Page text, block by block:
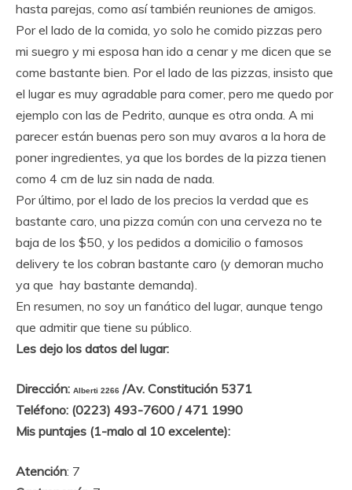
hasta parejas, como así también reuniones de amigos.
Por el lado de la comida, yo solo he comido pizzas pero
mi suegro y mi esposa han ido a cenar y me dicen que se
come bastante bien. Por el lado de las pizzas, insisto que
el lugar es muy agradable para comer, pero me quedo por
ejemplo con las de Pedrito, aunque es otra onda. A mi
parecer están buenas pero son muy avaros a la hora de
poner ingredientes, ya que los bordes de la pizza tienen
como 4 cm de luz sin nada de nada.
Por último, por el lado de los precios la verdad que es
bastante caro, una pizza común con una cerveza no te
baja de los $50, y los pedidos a domicilio o famosos
delivery te los cobran bastante caro (y demoran mucho
ya que hay bastante demanda).
En resumen, no soy un fanático del lugar, aunque tengo
que admitir que tiene su público.
Les dejo los datos del lugar:
Dirección: Alberti 2266 /Av. Constitución 5371
Teléfono: (0223) 493-7600 /471 1990
Mis puntajes (1-malo al 10 excelente):
Atención: 7